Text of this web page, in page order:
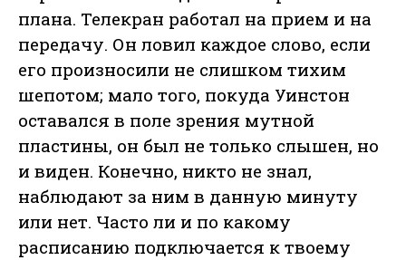
плана. Телекран работал на прием и на
передачу. Он ловил каждое слово, если
его произносили не слишком тихим
шепотом; мало того, покуда Уинстон
оставался в поле зрения мутной
пластины, он был не только слышен, но
и виден. Конечно, никто не знал,
наблюдают за ним в данную минуту
или нет. Часто ли и по какому
расписанию подключается к твоему